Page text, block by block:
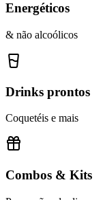
Energéticos
& não alcoólicos
Drinks prontos
Coquetéis e mais
Combos & Kits